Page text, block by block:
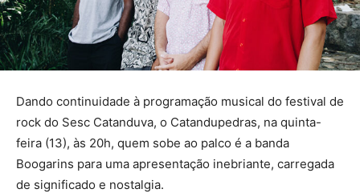
Dando continuidade à programação musical do festival de
rock do Sesc Catanduva, o Catandupedras, na quinta-
feira (13), às 20h, quem sobe ao palco é a banda
Boogarins para uma apresentação inebriante, carregada
de significado e nostalgia.